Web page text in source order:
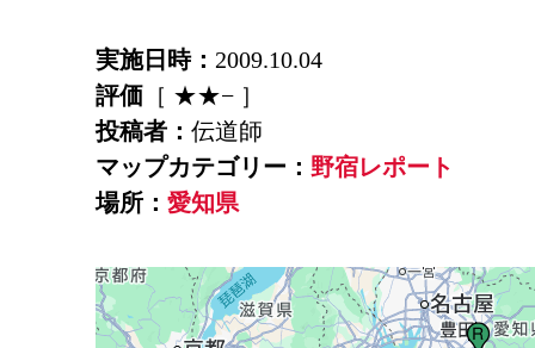
実施日時： 2009.10.04
評価 ［ ★★− ］
投稿者： 伝道師
マップカテゴリー： 野宿レポート
場所： 愛知県